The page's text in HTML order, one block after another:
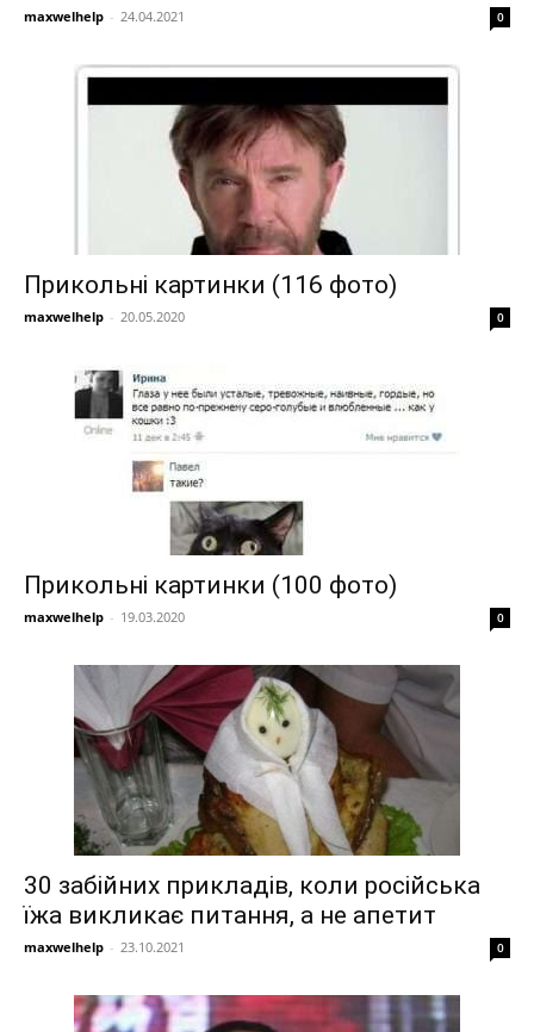
maxwelhelp - 24.04.2021 0
Прикольні картинки (116 фото)
maxwelhelp - 20.05.2020 0
Прикольні картинки (100 фото)
maxwelhelp - 19.03.2020 0
30 забійних прикладів, коли російська
їжа викликає питання, а не апетит
maxwelhelp - 23.10.2021 0